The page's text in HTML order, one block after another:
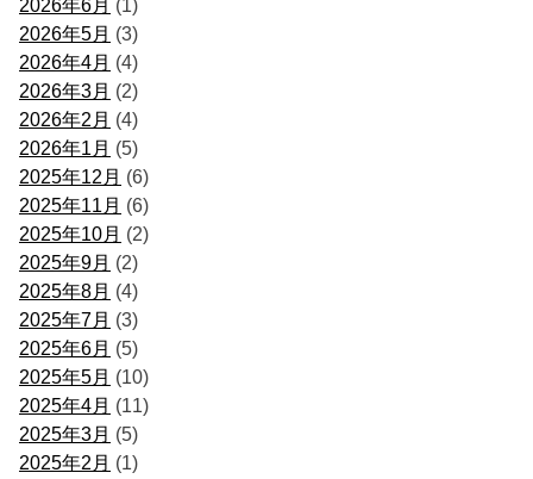
2026年6月 (1)
2026年5月 (3)
2026年4月 (4)
2026年3月 (2)
2026年2月 (4)
2026年1月 (5)
2025年12月 (6)
2025年11月 (6)
2025年10月 (2)
2025年9月 (2)
2025年8月 (4)
2025年7月 (3)
2025年6月 (5)
2025年5月 (10)
2025年4月 (11)
2025年3月 (5)
2025年2月 (1)